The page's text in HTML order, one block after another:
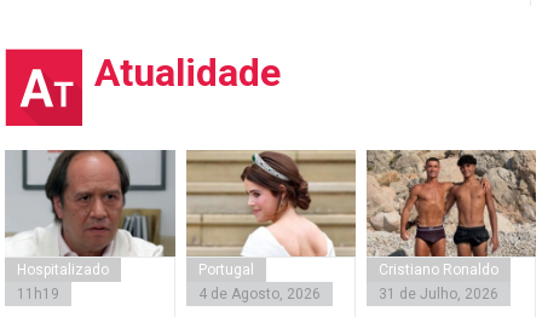
Atualidade
Hospitalizado
11h19
Portugal
4 de Agosto, 2026
Cristiano Ronaldo
31 de Julho, 2026